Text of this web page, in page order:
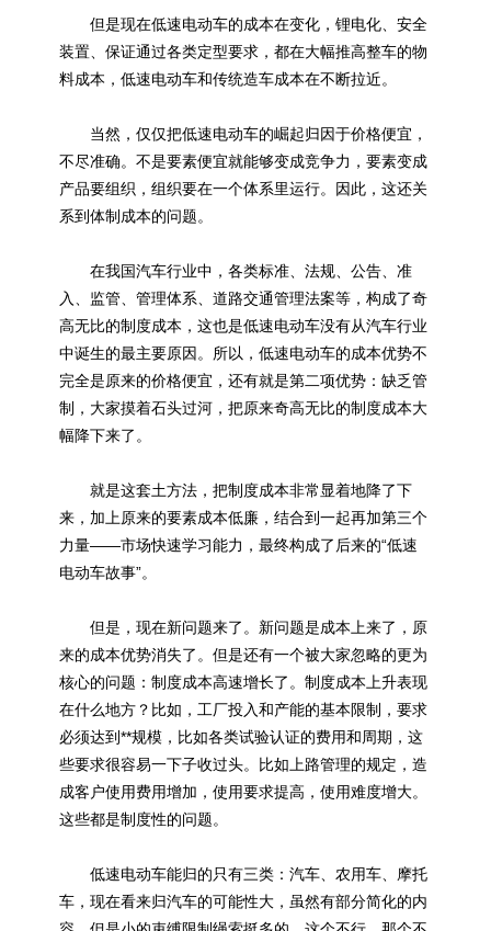
但是现在低速电动车的成本在变化，锂电化、安全
装置、保证通过各类定型要求，都在大幅推高整车的物
料成本，低速电动车和传统造车成本在不断拉近。
当然，仅仅把低速电动车的崛起归因于价格便宜，
不尽准确。不是要素便宜就能够变成竞争力，要素变成
产品要组织，组织要在一个体系里运行。因此，这还关
系到体制成本的问题。
在我国汽车行业中，各类标准、法规、公告、准
入、监管、管理体系、道路交通管理法案等，构成了奇
高无比的制度成本，这也是低速电动车没有从汽车行业
中诞生的最主要原因。所以，低速电动车的成本优势不
完全是原来的价格便宜，还有就是第二项优势：缺乏管
制，大家摸着石头过河，把原来奇高无比的制度成本大
幅降下来了。
就是这套土方法，把制度成本非常显着地降了下
来，加上原来的要素成本低廉，结合到一起再加第三个
力量——市场快速学习能力，最终构成了后来的“低速
电动车故事”。
但是，现在新问题来了。新问题是成本上来了，原
来的成本优势消失了。但是还有一个被大家忽略的更为
核心的问题：制度成本高速增长了。制度成本上升表现
在什么地方？比如，工厂投入和产能的基本限制，要求
必须达到**规模，比如各类试验认证的费用和周期，这
些要求很容易一下子收过头。比如上路管理的规定，造
成客户使用费用增加，使用要求提高，使用难度增大。
这些都是制度性的问题。
低速电动车能归的只有三类：汽车、农用车、摩托
车，现在看来归汽车的可能性大，虽然有部分简化的内